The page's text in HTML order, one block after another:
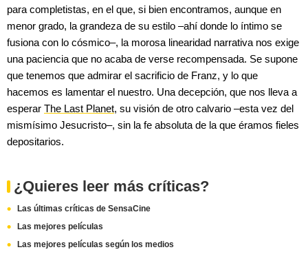
para completistas, en el que, si bien encontramos, aunque en
menor grado, la grandeza de su estilo –ahí donde lo íntimo se
fusiona con lo cósmico–, la morosa linearidad narrativa nos exige
una paciencia que no acaba de verse recompensada. Se supone
que tenemos que admirar el sacrificio de Franz, y lo que
hacemos es lamentar el nuestro. Una decepción, que nos lleva a
esperar The Last Planet, su visión de otro calvario –esta vez del
mismísimo Jesucristo–, sin la fe absoluta de la que éramos fieles
depositarios.
¿Quieres leer más críticas?
Las últimas críticas de SensaCine
Las mejores películas
Las mejores películas según los medios